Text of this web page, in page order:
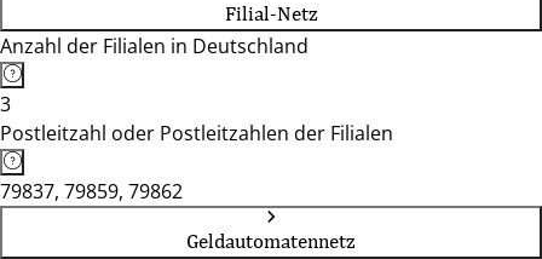
Filial-Netz
Anzahl der Filialen in Deutschland
3
Postleitzahl oder Postleitzahlen der Filialen
79837, 79859, 79862
Geldautomatennetz